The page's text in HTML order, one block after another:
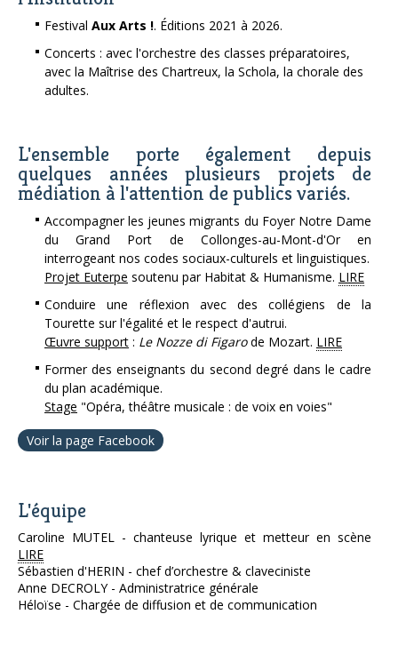
Festival Aux Arts !. Éditions 2021 à 2026.
Concerts : avec l'orchestre des classes préparatoires,
avec la Maîtrise des Chartreux, la Schola, la chorale des
adultes.
L'ensemble porte également depuis
quelques années plusieurs projets de
médiation à l'attention de publics variés.
Accompagner les jeunes migrants du Foyer Notre Dame
du Grand Port de Collonges-au-Mont-d'Or en
interrogeant nos codes sociaux-culturels et linguistiques.
Projet Euterpe soutenu par Habitat & Humanisme. LIRE
Conduire une réflexion avec des collégiens de la
Tourette sur l'égalité et le respect d'autrui.
Œuvre support : Le Nozze di Figarode Mozart. LIRE
Former des enseignants du second degré dans le cadre
du plan académique.
Stage "Opéra, théâtre musicale : de voix en voies"
Voir la page Facebook
L'équipe
Caroline MUTEL - chanteuse lyrique et metteur en scène
LIRE
Sébastien d'HERIN - chef d’orchestre & claveciniste
Anne DECROLY - Administratrice générale
Héloïse - Chargée de diffusion et de communication